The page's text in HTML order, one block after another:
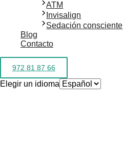
ATM
Invisalign
Sedación consciente
Blog
Contacto
972 81 87 66
Elegir un idioma